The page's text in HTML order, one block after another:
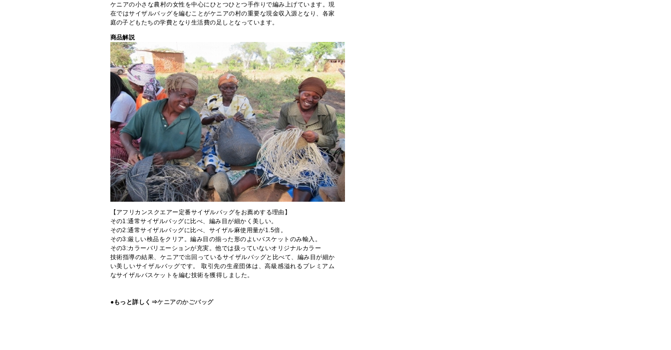
ケニアの小さな農村の女性を中心にひとつひとつ手作りで編み上げています。現
在ではサイザルバッグを編むことがケニアの村の重要な現金収入源となり、各家
庭の子どもたちの学費となり生活費の足しとなっています。
商品解説
【アフリカンスクエアー定番サイザルバッグをお薦めする理由】
その1:通常サイザルバッグに比べ、編み目が細かく美しい。
その2:通常サイザルバッグに比べ、サイザル麻使用量が1.5倍。
その3:厳しい検品をクリア。編み目の揃った形のよいバスケットのみ輸入。
その3:カラーバリエーションが充実。他では扱っていないオリジナルカラー
技術指導の結果、ケニアで出回っているサイザルバッグと比べて、編み目が細か
い美しいサイザルバッグです。 取引先の生産団体は、高級感溢れるプレミアム
なサイザルバスケットを編む技術を獲得しました。
●もっと詳しく⇒ケニアのかごバッグ